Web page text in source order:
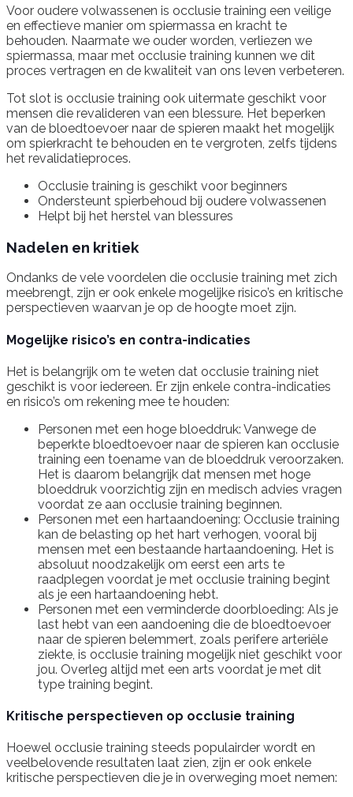
Voor oudere volwassenen is occlusie training een veilige
en effectieve manier om spiermassa en kracht te
behouden. Naarmate we ouder worden, verliezen we
spiermassa, maar met occlusie training kunnen we dit
proces vertragen en de kwaliteit van ons leven verbeteren.
Tot slot is occlusie training ook uitermate geschikt voor
mensen die revalideren van een blessure. Het beperken
van de bloedtoevoer naar de spieren maakt het mogelijk
om spierkracht te behouden en te vergroten, zelfs tijdens
het revalidatieproces.
Occlusie training is geschikt voor beginners
Ondersteunt spierbehoud bij oudere volwassenen
Helpt bij het herstel van blessures
Nadelen en kritiek
Ondanks de vele voordelen die occlusie training met zich
meebrengt, zijn er ook enkele mogelijke risico’s en kritische
perspectieven waarvan je op de hoogte moet zijn.
Mogelijke risico’s en contra-indicaties
Het is belangrijk om te weten dat occlusie training niet
geschikt is voor iedereen. Er zijn enkele contra-indicaties
en risico’s om rekening mee te houden:
Personen met een hoge bloeddruk: Vanwege de
beperkte bloedtoevoer naar de spieren kan occlusie
training een toename van de bloeddruk veroorzaken.
Het is daarom belangrijk dat mensen met hoge
bloeddruk voorzichtig zijn en medisch advies vragen
voordat ze aan occlusie training beginnen.
Personen met een hartaandoening: Occlusie training
kan de belasting op het hart verhogen, vooral bij
mensen met een bestaande hartaandoening. Het is
absoluut noodzakelijk om eerst een arts te
raadplegen voordat je met occlusie training begint
als je een hartaandoening hebt.
Personen met een verminderde doorbloeding: Als je
last hebt van een aandoening die de bloedtoevoer
naar de spieren belemmert, zoals perifere arteriële
ziekte, is occlusie training mogelijk niet geschikt voor
jou. Overleg altijd met een arts voordat je met dit
type training begint.
Kritische perspectieven op occlusie training
Hoewel occlusie training steeds populairder wordt en
veelbelovende resultaten laat zien, zijn er ook enkele
kritische perspectieven die je in overweging moet nemen: